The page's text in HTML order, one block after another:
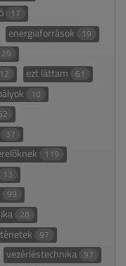
17
energiaforrások 19
29
12 ezt láttam 61
10
37
119
13
99
28
97
vezérléstechnika 97